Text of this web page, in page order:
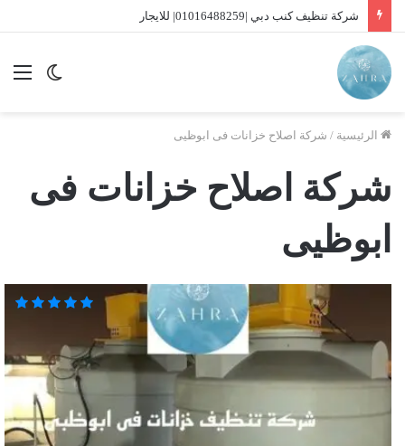
شركة تنظيف كنب دبي |01016488259| للايجار
الوضع
الرئيسية / شركة اصلاح خزانات فى ابوظيى
شركة اصلاح خزانات فى
ابوظيى